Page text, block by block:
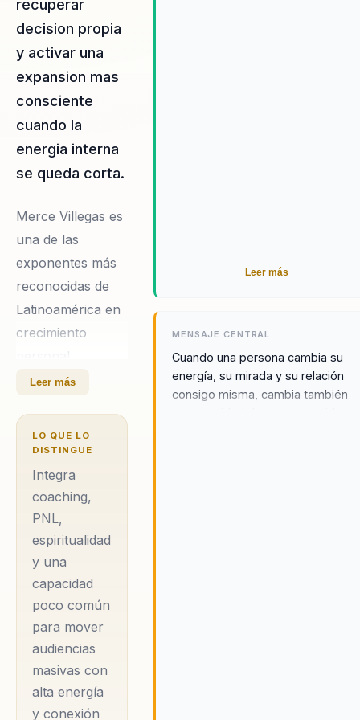
recuperar
decision propia
y activar una
expansion mas
consciente
cuando la
energia interna
se queda corta.
Merce Villegas es
una de las
exponentes más
reconocidas de
Latinoamérica en
crecimiento
empoderamiento
espiritual. Su
trabajo combina
coaching de vida,
PNL, física
cuántica y
espiritualidad
aplicada para
acompañar
procesos de
cambio con alta
Leer más
LO QUE LO
DISTINGUE
Integra
coaching,
PNL,
espiritualidad
y una
capacidad
poco común
para mover
audiencias
masivas con
alta energía
y conexión
Leer más
MENSAJE CENTRAL
Cuando una persona cambia su
energía, su mirada y su relación
consigo misma, cambia también